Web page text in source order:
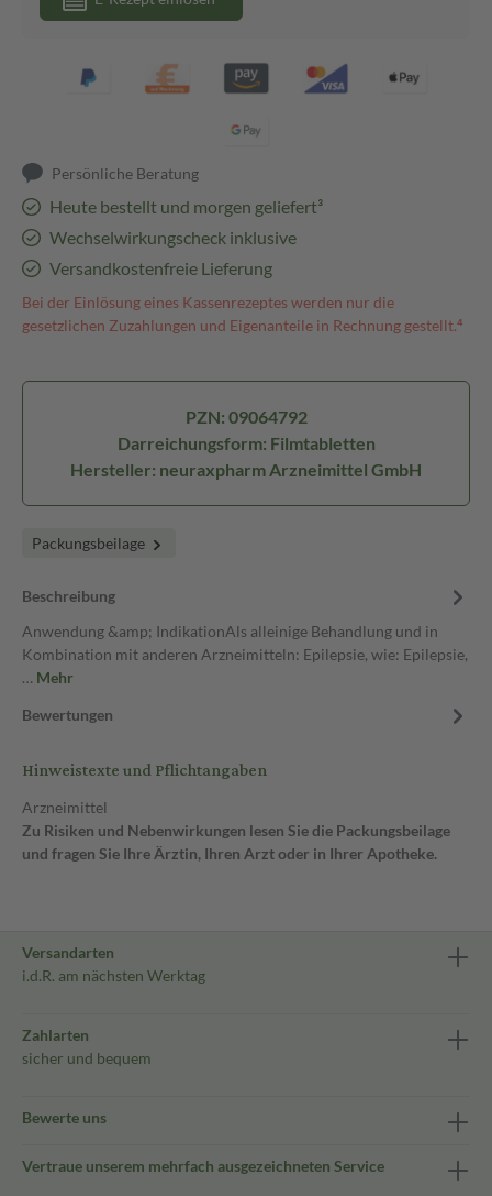
Persönliche Beratung
Heute bestellt und morgen geliefert³
Wechselwirkungscheck inklusive
Versandkostenfreie Lieferung
Bei der Einlösung eines Kassenrezeptes werden nur die
gesetzlichen Zuzahlungen und Eigenanteile in Rechnung gestellt.⁴
PZN: 09064792
Darreichungsform: Filmtabletten
Hersteller: neuraxpharm Arzneimittel GmbH
Packungsbeilage
Beschreibung
Anwendung &amp; IndikationAls alleinige Behandlung und in
Kombination mit anderen Arzneimitteln: Epilepsie, wie: Epilepsie,
… Mehr
Bewertungen
Hinweistexte und Pflichtangaben
Arzneimittel
Zu Risiken und Nebenwirkungen lesen Sie die Packungsbeilage
und fragen Sie Ihre Ärztin, Ihren Arzt oder in Ihrer Apotheke.
Versandarten
i.d.R. am nächsten Werktag
Zahlarten
sicher und bequem
Bewerte uns
Vertraue unserem mehrfach ausgezeichneten Service